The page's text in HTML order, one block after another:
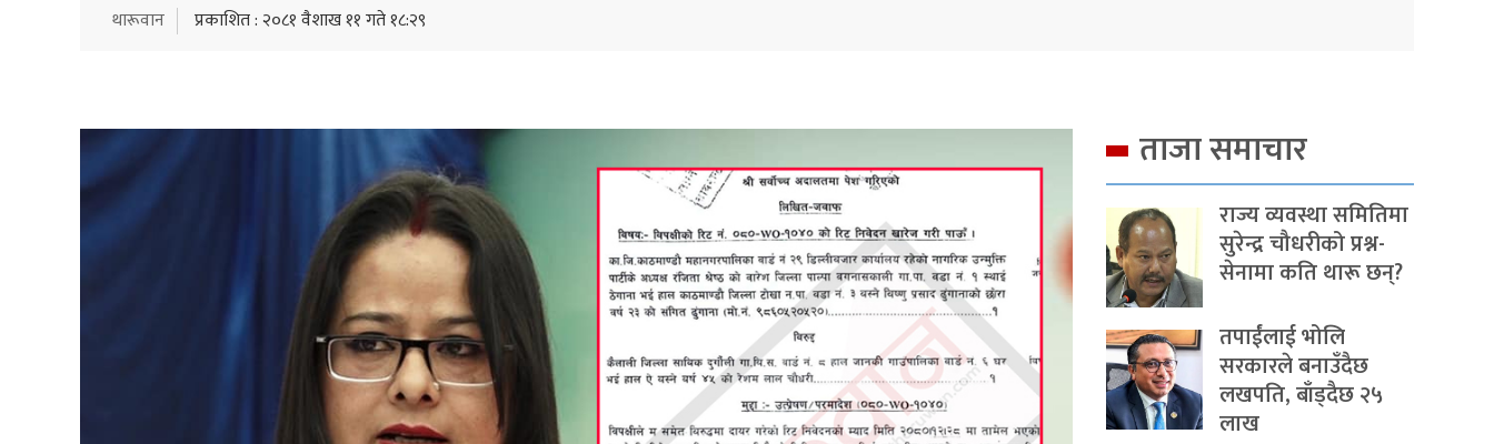
थारूवान प्रकाशित : २०८१ वैशाख ११ गते १८:२९
ताजा समाचार
राज्य व्यवस्था समितिमा
सुरेन्द्र चौधरीको प्रश्न-
सेनामा कति थारू छन्?
तपाईंलाई भोलि
सरकारले बनाउँदैछ
लखपति, बाँड्दैछ २५
लाख